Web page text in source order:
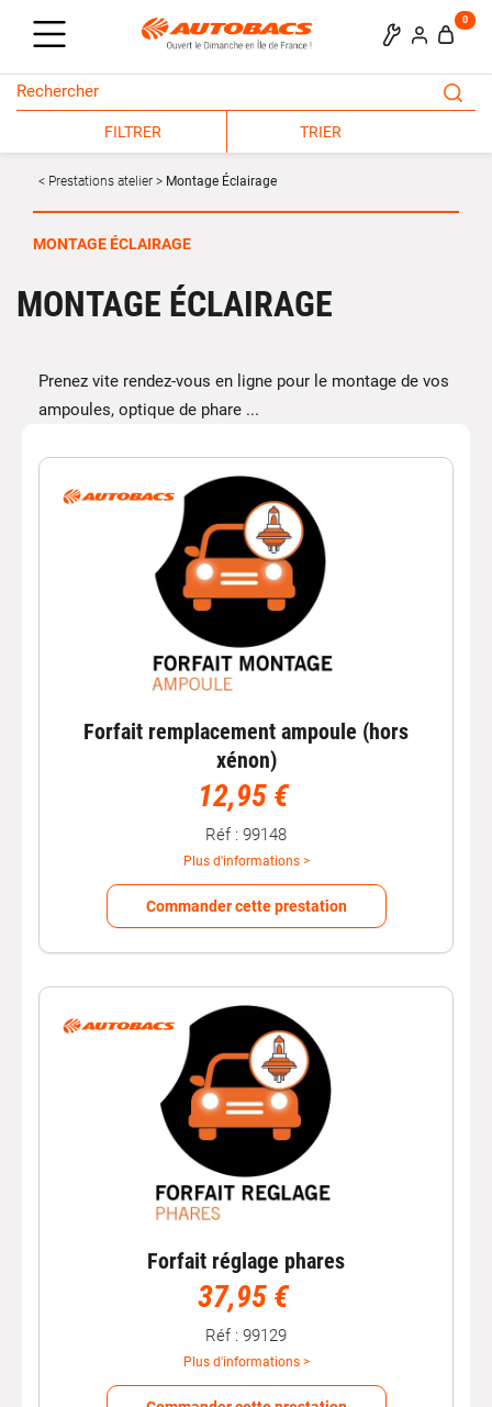
0
FILTRER TRIER
Prestations atelier Montage Éclairage
MONTAGE ÉCLAIRAGE
MONTAGE ÉCLAIRAGE
Prenez vite rendez-vous en ligne pour le montage de vos
ampoules, optique de phare ...
Forfait remplacement ampoule (hors
xénon)
12,95 €
Réf : 99148
Plus d'informations >
Commander cette prestation
Forfait réglage phares
37,95 €
Réf : 99129
Plus d'informations >